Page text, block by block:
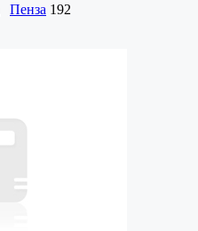
Пенза 192